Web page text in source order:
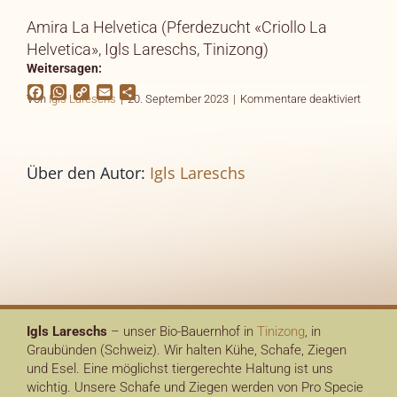
Amira La Helvetica (Pferdezucht «Criollo La
Helvetica», Igls Lareschs, Tinizong)
Weitersagen:
Facebook
WhatsApp
Copy
Link
EmailTeilen
Von Igls Lareschs | 20. September 2023 | Kommentare deaktiviertfür
Über den Autor: Igls Lareschs
Igls Lareschs – unser Bio-Bauernhof in Tinizong, in
Graubünden (Schweiz). Wir halten Kühe, Schafe, Ziegen
und Esel. Eine möglichst tiergerechte Haltung ist uns
wichtig. Unsere Schafe und Ziegen werden von Pro Specie